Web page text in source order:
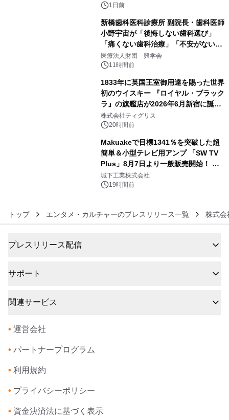
1日前
新橋歯科医科診療所 副院長・歯科医師
小野宇宙が「後悔しない歯科選び」
「痛くない歯科治療」「不安がない治
療計画」をテーマに専門監修
医療法人財団 興学会
11時間前
1833年に英国王室御用達を賜った世界
初のウイスキー 『ロイヤル・ブラック
ラ』の旗艦店が2026年6月新宿に誕
生 バカルディ ジャパンと連携した
没入型バー「BAR Arca」
株式会社ティグリス
20時間前
Makuakeで目標1341％を突破した超
簡単＆小型テレビ用アンプ 「SW TV
Plus」8月7日より一般販売開始！ ケ
ーブル1本つなぐだけ、テレビの音が
ぐっと豊かに
城下工業株式会社
19時間前
トップ エンタメ・カルチャーのプレスリリース一覧 株式
プレスリリース配信
サポート
関連サービス
• 運営会社
• パートナープログラム
• 利用規約
• プライバシーポリシー
• 資金決済法に基づく表示